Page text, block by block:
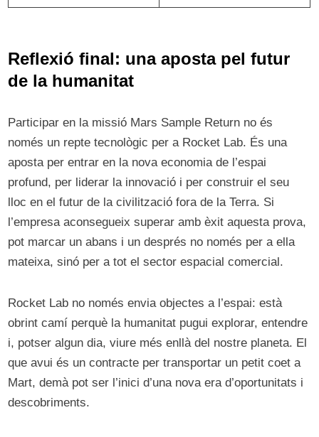
Reflexió final: una aposta pel futur
de la humanitat
Participar en la missió Mars Sample Return no és
només un repte tecnològic per a Rocket Lab. És una
aposta per entrar en la nova economia de l’espai
profund, per liderar la innovació i per construir el seu
lloc en el futur de la civilització fora de la Terra. Si
l’empresa aconsegueix superar amb èxit aquesta prova,
pot marcar un abans i un després no només per a ella
mateixa, sinó per a tot el sector espacial comercial.
Rocket Lab no només envia objectes a l’espai: està
obrint camí perquè la humanitat pugui explorar, entendre
i, potser algun dia, viure més enllà del nostre planeta. El
que avui és un contracte per transportar un petit coet a
Mart, demà pot ser l’inici d’una nova era d’oportunitats i
descobriments.